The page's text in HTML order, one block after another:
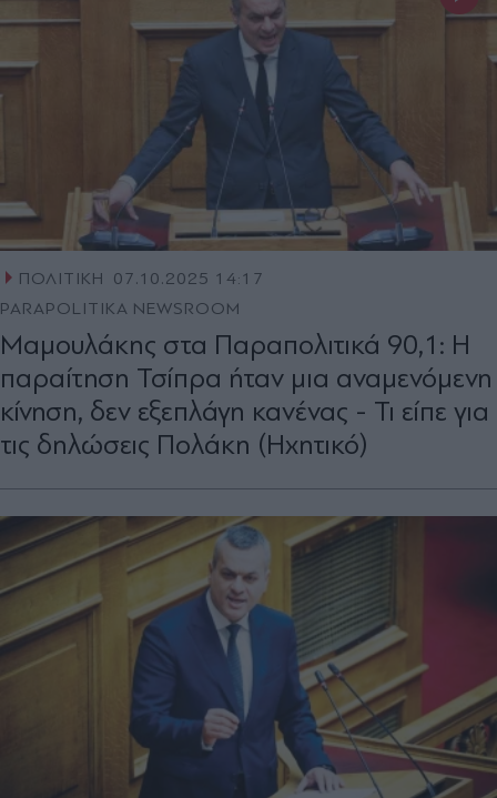
ΠΟΛΙΤΙΚΗ
07.10.2025 14:17
PARAPOLITIKA NEWSROOM
Μαμουλάκης στα Παραπολιτικά 90,1: Η
παραίτηση Τσίπρα ήταν μια αναμενόμενη
κίνηση, δεν εξεπλάγη κανένας - Τι είπε για
τις δηλώσεις Πολάκη (Ηχητικό)